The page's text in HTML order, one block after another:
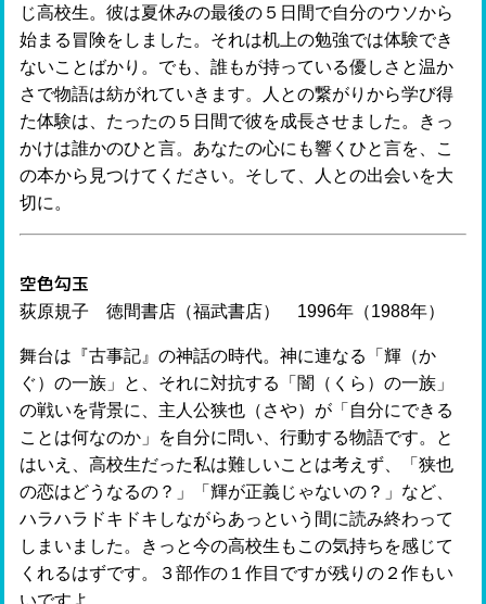
じ高校生。彼は夏休みの最後の５日間で自分のウソから
始まる冒険をしました。それは机上の勉強では体験でき
ないことばかり。でも、誰もが持っている優しさと温か
さで物語は紡がれていきます。人との繋がりから学び得
た体験は、たったの５日間で彼を成長させました。きっ
かけは誰かのひと言。あなたの心にも響くひと言を、こ
の本から見つけてください。そして、人との出会いを大
切に。
空色勾玉
荻原規子 徳間書店（福武書店） 1996年（1988年）
舞台は『古事記』の神話の時代。神に連なる「輝（か
ぐ）の一族」と、それに対抗する「闇（くら）の一族」
の戦いを背景に、主人公狭也（さや）が「自分にできる
ことは何なのか」を自分に問い、行動する物語です。と
はいえ、高校生だった私は難しいことは考えず、「狭也
の恋はどうなるの？」「輝が正義じゃないの？」など、
ハラハラドキドキしながらあっという間に読み終わって
しまいました。きっと今の高校生もこの気持ちを感じて
くれるはずです。３部作の１作目ですが残りの２作もい
いですよ。